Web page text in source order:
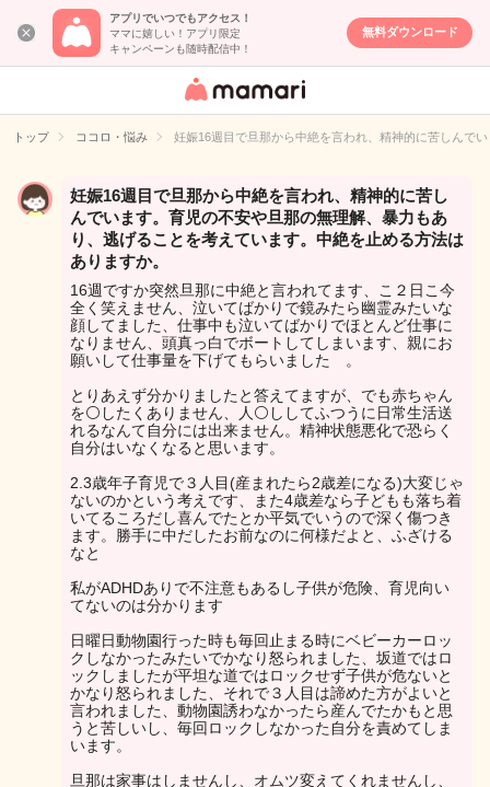
アプリでいつでもアクセス！
ママに嬉しい！アプリ限定
キャンペーンも随時配信中！
無料ダウンロード
女性専用匿名QA
イト
トップ ココロ・悩み 妊娠16週目で旦那から中絶を言われ、精神的に苦しんで
妊娠16週目で旦那から中絶を言われ、精神的に苦し
んでいます。育児の不安や旦那の無理解、暴力もあ
り、逃げることを考えています。中絶を止める方法は
ありますか。
16週ですか突然旦那に中絶と言われてます、こ２日こ今
全く笑えません、泣いてばかりで鏡みたら幽霊みたいな
顔してました、仕事中も泣いてばかりでほとんど仕事に
なりません、頭真っ白でボートしてしまいます、親にお
願いして仕事量を下げてもらいました 。
とりあえず分かりましたと答えてますが、でも赤ちゃん
を⚪したくありません、人⚪ししてふつうに日常生活送
れるなんて自分には出来ません。精神状態悪化で恐らく
自分はいなくなると思います。
2.3歳年子育児で３人目(産まれたら2歳差になる)大変じゃ
ないのかという考えです、また4歳差なら子どもも落ち着
いてるころだし喜んでたとか平気でいうので深く傷つき
ます。勝手に中だしたお前なのに何様だよと、ふざける
なと
私がADHDありで不注意もあるし子供が危険、育児向い
てないのは分かります
日曜日動物園行った時も毎回止まる時にベビーカーロッ
クしなかったみたいでかなり怒られました、坂道ではロ
ックしましたが平坦な道ではロックせず子供が危ないと
かなり怒られました、それで３人目は諦めた方がよいと
言われました、動物園誘わなかったら産んでたかもと思
うと苦しいし、毎回ロックしなかった自分を責めてしま
います。
旦那は家事はしませんし、オムツ変えてくれませんし、